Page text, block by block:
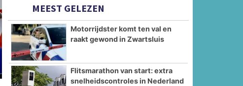
MEEST GELEZEN
Motorrijdster komt ten val en
raakt gewond in Zwartsluis
Flitsmarathon van start: extra
snelheidscontroles in Nederland